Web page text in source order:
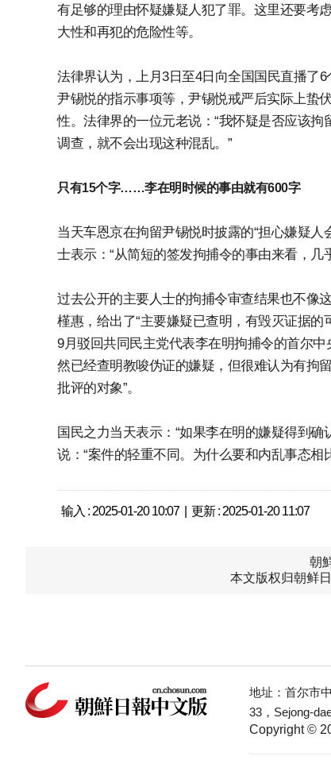
有足够的理由怀疑嫌疑人犯了罪。这里还要考
大性和再犯的危险性等。
法律界认为，上月3日至4日向全国国民直播了
尹锡悦的指示事项等，尹锡悦戒严后实际上蛰
性。法律界的一位元老说：“我怀疑是否应该
调查，就不会出现这种混乱。”
只有15个字……李在明时候的事由就有600字
当天车恩京在拘留尹锡悦时披露的“担心嫌疑
士表示：“从简短的签发拘捕令的事由来看，
过去公开的主要人士的拘捕令审查结果也不像
槿惠，给出了“主要嫌疑已查明，有毁灭证据
9月驳回共同民主党代表李在明拘捕令的首尔
然已经查明教唆伪证的嫌疑，但很难认为有拘
批评的对象”。
国民之力当天表示：“如果李在明的嫌疑得到
说：“案件的轻重不同。为什么要和内乱事态相
输入 : 2025-01-20 10:07 | 更新 : 2025-01-20 11:07
朝
本文版权归朝鲜
地址：首尔市
33，Sejong-
Copyright ©